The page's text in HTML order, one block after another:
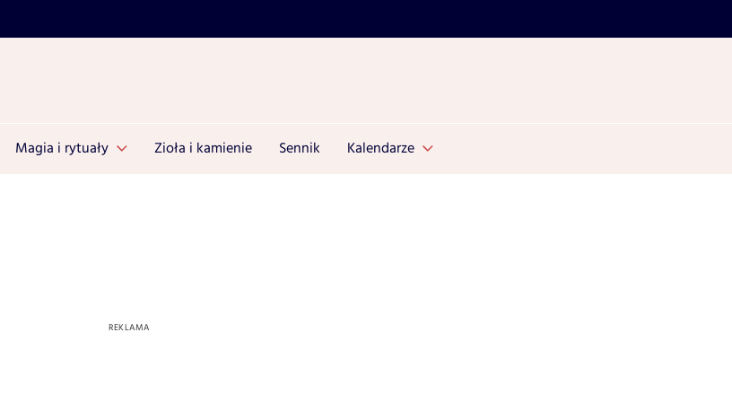
Magia i rytuały Zioła i kamienie Sennik Kalendarze